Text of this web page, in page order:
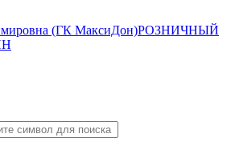
(ГК МаксиДон)РОЗНИЧНЫЙ